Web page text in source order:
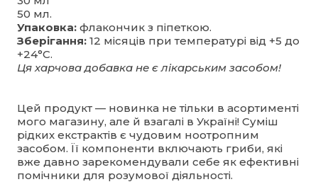
50 мл.
Упаковка: флакончик з піпеткою.
Зберігання: 12 місяців при температурі від +5 до
+24°C.
Ця харчова добавка не є лікарським засобом!
Цей продукт — новинка не тільки в асортименті
мого магазину, але й взагалі в Україні! Суміш
рідких екстрактів є чудовим ноотропним
засобом. Її компоненти включають гриби, які
вже давно зарекомендували себе як ефективні
помічники для розумової діяльності.